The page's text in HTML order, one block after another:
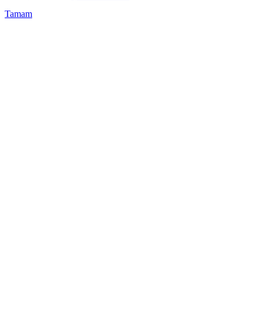
Tamam